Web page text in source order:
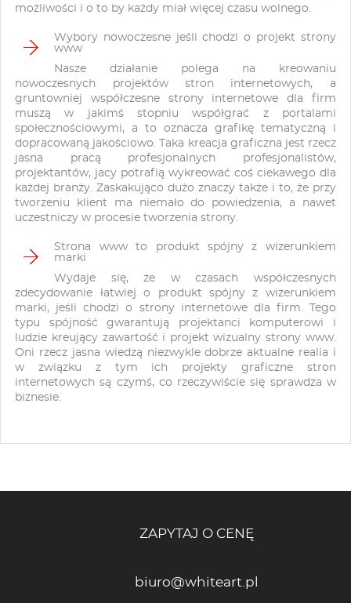
możliwości i o to by każdy miał więcej czasu wolnego.
Wybory nowoczesne jeśli chodzi o projekt strony
www
Nasze działanie polega na kreowaniu
nowoczesnych projektów stron internetowych, a
gruntowniej współczesne strony internetowe dla firm
muszą w jakimś stopniu współgrać z portalami
społecznościowymi, a to oznacza grafikę tematyczną i
dopracowaną jakościowo. Taka kreacja graficzna jest rzecz
jasna pracą profesjonalnych profesjonalistów,
projektantów, jacy potrafią wykreować coś ciekawego dla
każdej branży. Zaskakująco dużo znaczy także i to, że przy
tworzeniu klient ma niemało do powiedzenia, a nawet
uczestniczy w procesie tworzenia strony.
Strona www to produkt spójny z wizerunkiem
marki
Wydaje się, że w czasach współczesnych
zdecydowanie łatwiej o produkt spójny z wizerunkiem
marki, jeśli chodzi o strony internetowe dla firm. Tego
typu spójność gwarantują projektanci komputerowi i
ludzie kreujący zawartość i projekt wizualny strony www.
Oni rzecz jasna wiedzą niezwykle dobrze aktualne realia i
w związku z tym ich projekty graficzne stron
internetowych są czymś, co rzeczywiście się sprawdza w
biznesie.
ZAPYTAJ O CENĘ
biuro@whiteart.pl